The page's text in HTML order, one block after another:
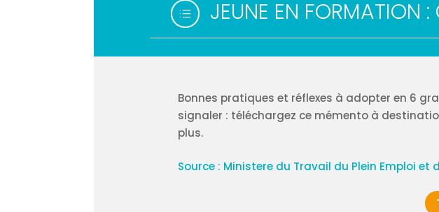
d JEUNE EN FORMATION
Bonnes pratiques et réflexes à adopter en 6
signaler : téléchargez ce mémento à
plus.
Source : Ministere du Travail du Plein Emploi et